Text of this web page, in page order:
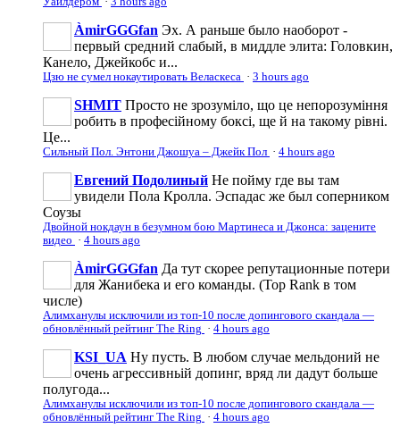
ÀmirGGGfan Эх. А раньше было наоборот -
первый средний слабый, в миддле элита: Головкин,
Канело, Джейкобс и...
Цзю не сумел нокаутировать Веласкеса · 3 hours ago
SHMIT Просто не зрозуміло, що це непорозуміння
робить в професійному боксі, ще й на такому рівні.
Це...
Сильный Пол. Энтони Джошуа – Джейк Пол · 4 hours ago
Евгений Подолиный Не пойму где вы там
увидели Пола Кролла. Эспадас же был соперником
Соузы
Двойной нокдаун в безумном бою Мартинеса и Джонса: зацените
видео · 4 hours ago
ÀmirGGGfan Да тут скорее репутационные потери
для Жанибека и его команды. (Top Rank в том
числе)
Алимханулы исключили из топ-10 после допингового скандала —
обновлённый рейтинг The Ring · 4 hours ago
KSI_UA Ну пусть. В любом случае мельдоний не
очень агрессивньій допинг, вряд ли дадут больше
полугода...
Алимханулы исключили из топ-10 после допингового скандала —
обновлённый рейтинг The Ring · 4 hours ago